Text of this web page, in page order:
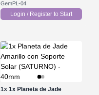
GemPL-04
Login / Register to Start
1x 1x Planeta de Jade